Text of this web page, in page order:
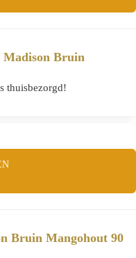
Madison Bruin
thuisbezorgd!
Bruin Mangohout 90